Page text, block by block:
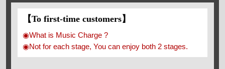
【To first-time customers】
◉What is Music Charge ?
◉Not for each stage, You can enjoy both 2 stages.